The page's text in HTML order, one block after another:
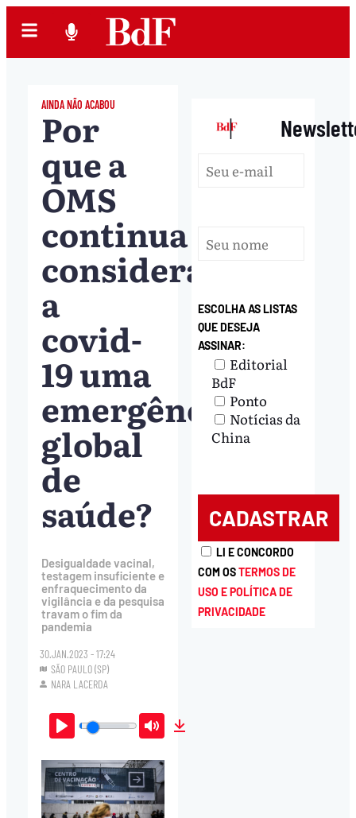
AINDA NÃO ACABOU
Por
que a
OMS
continua
considerando
a
covid-
19 uma
emergência
global
de
saúde?
Desigualdade vacinal,
testagem insuficiente e
enfraquecimento da
vigilância e da pesquisa
travam o fim da
pandemia
30.JAN.2023 - 17:24
SÃO PAULO (SP)
NARA LACERDA
Play Mute
|
ESCOLHA AS LISTAS
QUE DESEJA
ASSINAR:
Editorial
BdF
Ponto
Notícias da
China
LI E CONCORDO
COM OSTERMOS DE
USO E POLÍTICA DE
PRIVACIDADE